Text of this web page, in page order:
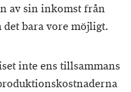
av sin inkomst från
bara vore möjligt.
inte ens tillsammans